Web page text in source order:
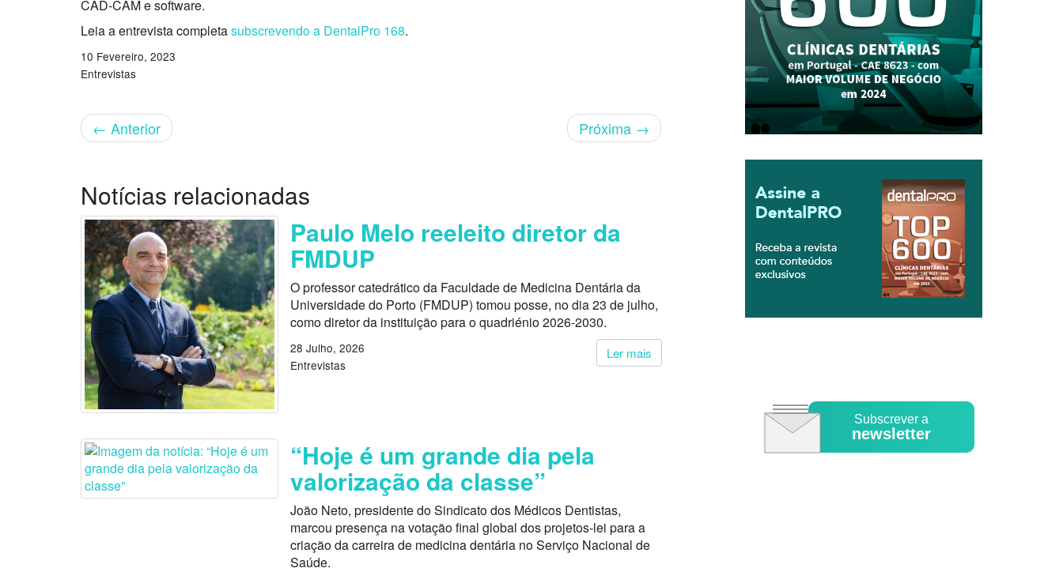
CAD-CAM e software.
Leia a entrevista completasubscrevendo a DentalPro 168.
10 Fevereiro, 2023
Entrevistas
← Anterior Próxima →
Subscrever a
newsletter
Notícias relacionadas
Paulo Melo reeleito diretor da
FMDUP
O professor catedrático da Faculdade de Medicina Dentária da
Universidade do Porto (FMDUP) tomou posse, no dia 23 de julho,
como diretor da instituição para o quadriénio 2026-2030.
Ler mais
28 Julho, 2026
Entrevistas
“Hoje é um grande dia pela
valorização da classe”
João Neto, presidente do Sindicato dos Médicos Dentistas,
marcou presença na votação final global dos projetos-lei para a
criação da carreira de medicina dentária no Serviço Nacional de
Saúde.